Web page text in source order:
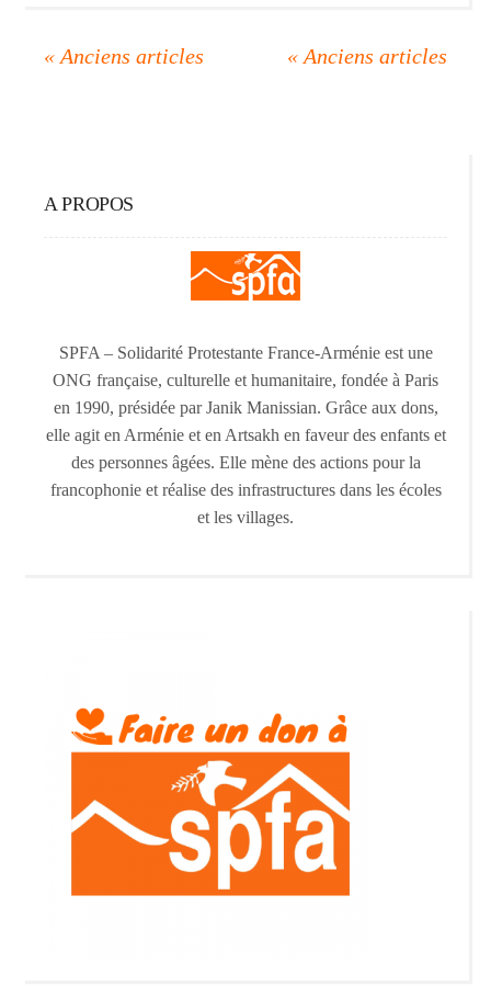
A PROPOS
SPFA – Solidarité Protestante France-Arménie est une
ONG française, culturelle et humanitaire, fondée à Paris
en 1990, présidée par Janik Manissian. Grâce aux dons,
elle agit en Arménie et en Artsakh en faveur des enfants et
des personnes âgées. Elle mène des actions pour la
francophonie et réalise des infrastructures dans les écoles
et les villages.